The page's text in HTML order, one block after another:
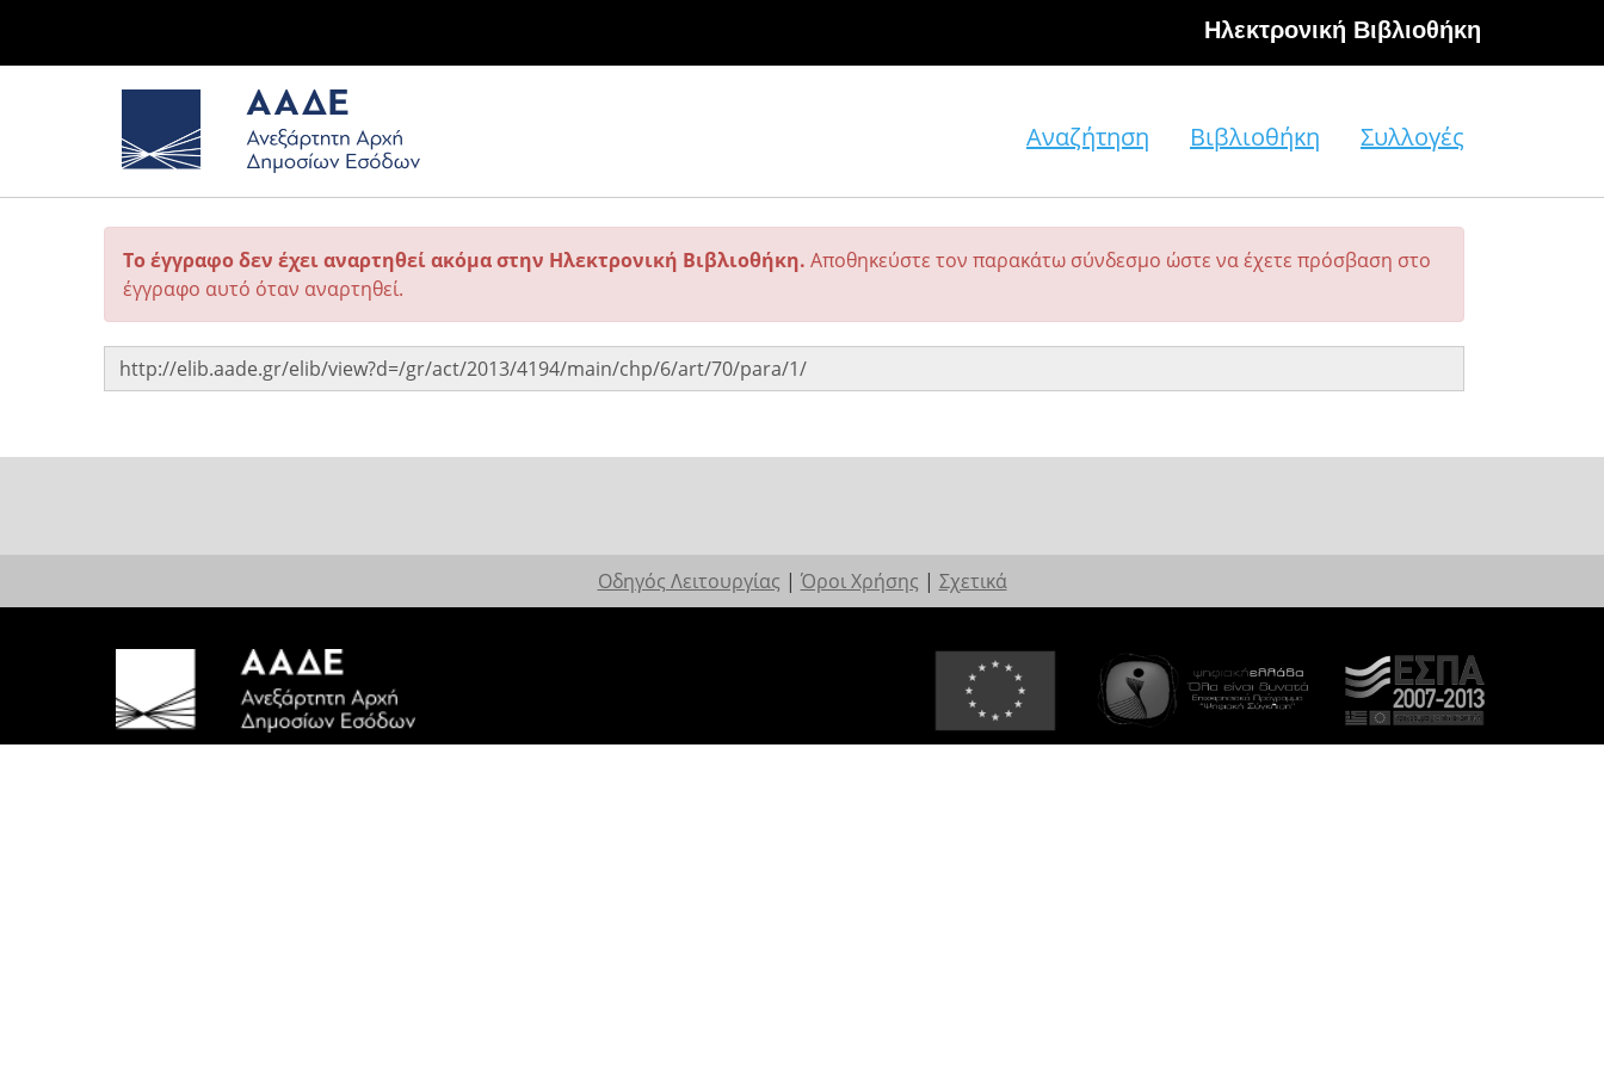
Hλεκτρονική Βιβλιοθήκη
Αναζήτηση Βιβλιοθήκη Συλλογές
Το έγγραφο δεν έχει αναρτηθεί ακόμα στην Ηλεκτρονική Βιβλιοθήκη. Αποθηκεύστε τον παρακάτω σύνδεσμο ώστε να έχετε πρόσβαση στο
έγγραφο αυτό όταν αναρτηθεί.
Οδηγός Λειτουργίας | Όροι Χρήσης | Σχετικά